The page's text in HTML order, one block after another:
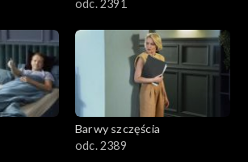
odc. 2391
Barwy szczęścia
odc. 2389